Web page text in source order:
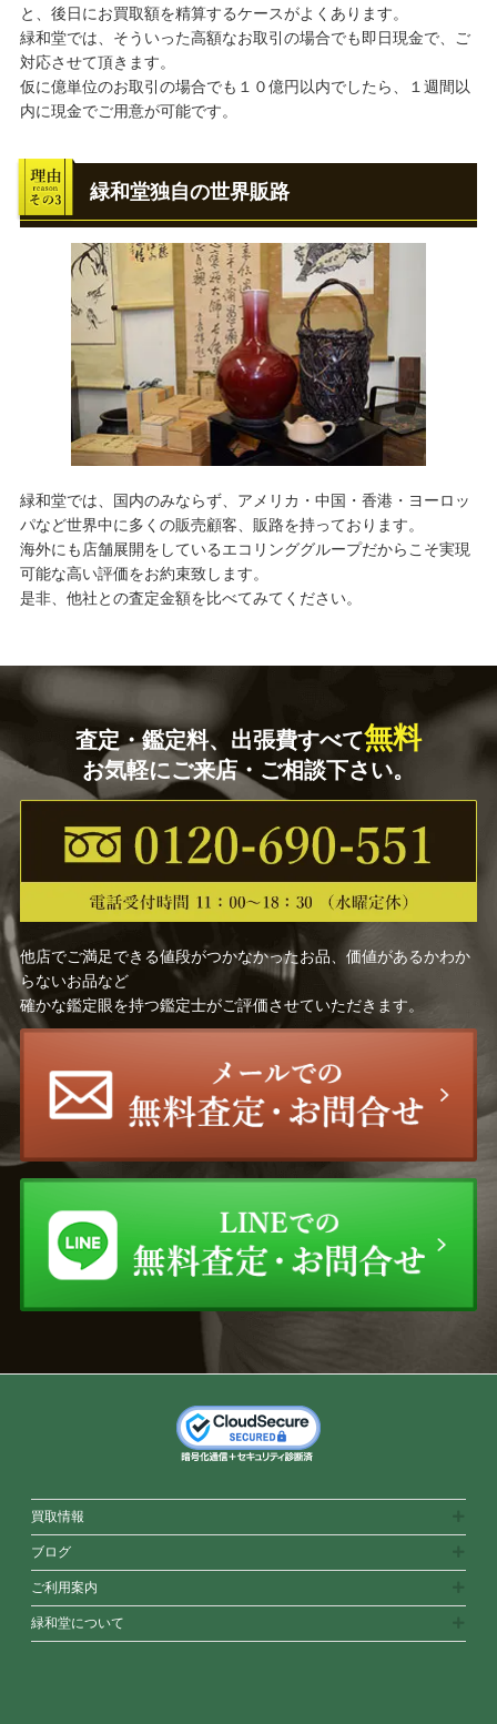
と、後日にお買取額を精算するケースがよくあります。
緑和堂では、そういった高額なお取引の場合でも即日現金で、ご
対応させて頂きます。
仮に億単位のお取引の場合でも１０億円以内でしたら、１週間以
内に現金でご用意が可能です。
緑和堂独自の世界販路
緑和堂では、国内のみならず、アメリカ・中国・香港・ヨーロッ
パなど世界中に多くの販売顧客、販路を持っております。
海外にも店舗展開をしているエコリンググループだからこそ実現
可能な高い評価をお約束致します。
是非、他社との査定金額を比べてみてください。
査定・鑑定料、出張費すべて無料
お気軽にご来店・ご相談下さい。
他店でご満足できる値段がつかなかったお品、価値があるかわか
らないお品など
確かな鑑定眼を持つ鑑定士がご評価させていただきます。
買取情報
ブログ
ご利用案内
緑和堂について